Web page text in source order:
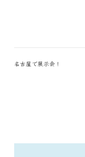
名古屋で展示会！